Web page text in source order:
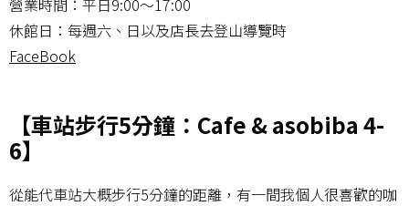
營業時間：平日9:00〜17:00
休館日：每週六、日以及店長去登山導覽時
FaceBook
【車站步行5分鐘：Cafe & asobiba 4-
6】
從能代車站大概步行5分鐘的距離，有一間我個人很喜歡的咖